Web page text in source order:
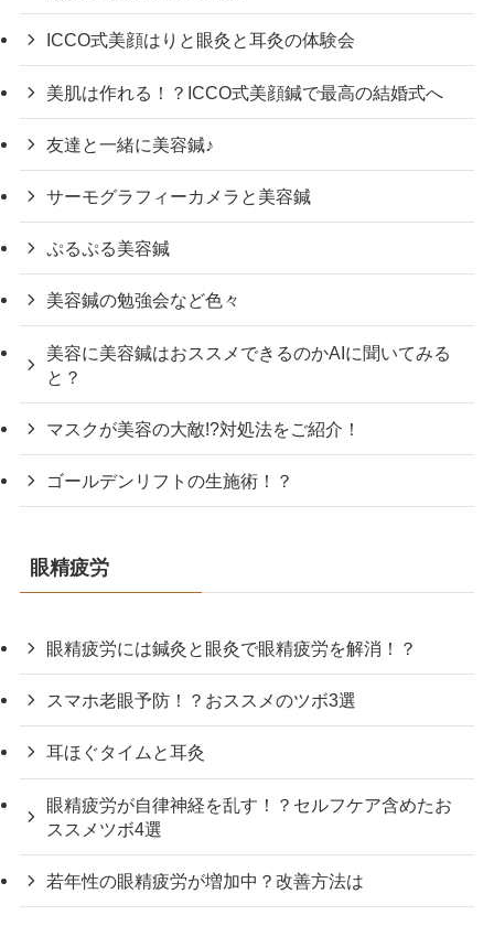
ICCO式美顔はりと眼灸と耳灸の体験会
美肌は作れる！？ICCO式美顔鍼で最高の結婚式へ
友達と一緒に美容鍼♪
サーモグラフィーカメラと美容鍼
ぷるぷる美容鍼
美容鍼の勉強会など色々
美容に美容鍼はおススメできるのかAIに聞いてみる
と？
マスクが美容の大敵!?対処法をご紹介！
ゴールデンリフトの生施術！？
眼精疲労
眼精疲労には鍼灸と眼灸で眼精疲労を解消！？
スマホ老眼予防！？おススメのツボ3選
耳ほぐタイムと耳灸
眼精疲労が自律神経を乱す！？セルフケア含めたお
ススメツボ4選
若年性の眼精疲労が増加中？改善方法は